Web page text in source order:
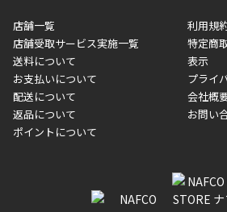
■商品によっては一部決済方法が使用でき
す。
メーカー直送品など一部商品については
制限がかかる場合がございます。また発
異なる場合がございます。対象商品の説
い。
■店舗受取をご選択いただいた場合
ご注文が確認出来次第、お受取される店
をさせていただきます。店舗に在庫がな
いただく場合がございます。店舗準備で
のみの受け渡しとなります。（箱や納品
店舗一覧
店舗受取サービス実施一覧
送料について
お支払いについて
配送について
返品について
ポイントについて
利用規
特定商
表示
プライ
会社概
お問い